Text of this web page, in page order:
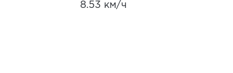
8.53 км/ч